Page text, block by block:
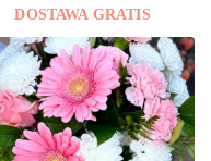
DOSTAWA GRATIS